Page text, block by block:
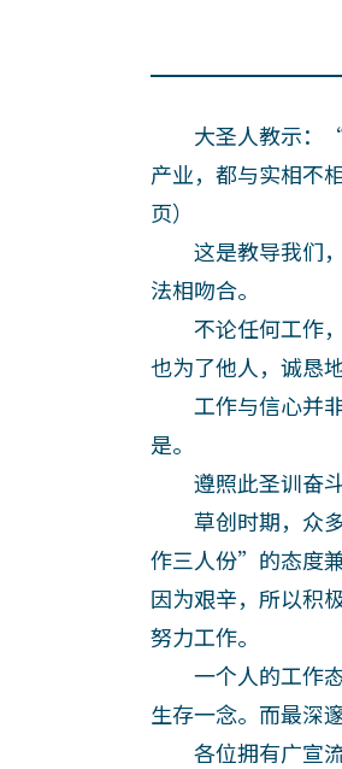
大圣人教示：“
产业，都与实相不
页）
这是教导我们，
法相吻合。
不论任何工作，
也为了他人，诚恳
工作与信心并非
是。
遵照此圣训奋斗
草创时期，众多
作三人份”的态度
因为艰辛，所以积
努力工作。
一个人的工作态
生存一念。而最深
各位拥有广宣流